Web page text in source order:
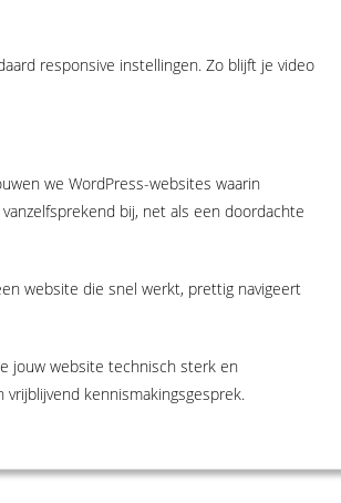
responsive instellingen. Zo blijft je video
we WordPress-websites waarin
bij, net als een doordachte
website die snel werkt, prettig navigeert
jouw website technisch sterk en
kennismakingsgesprek.